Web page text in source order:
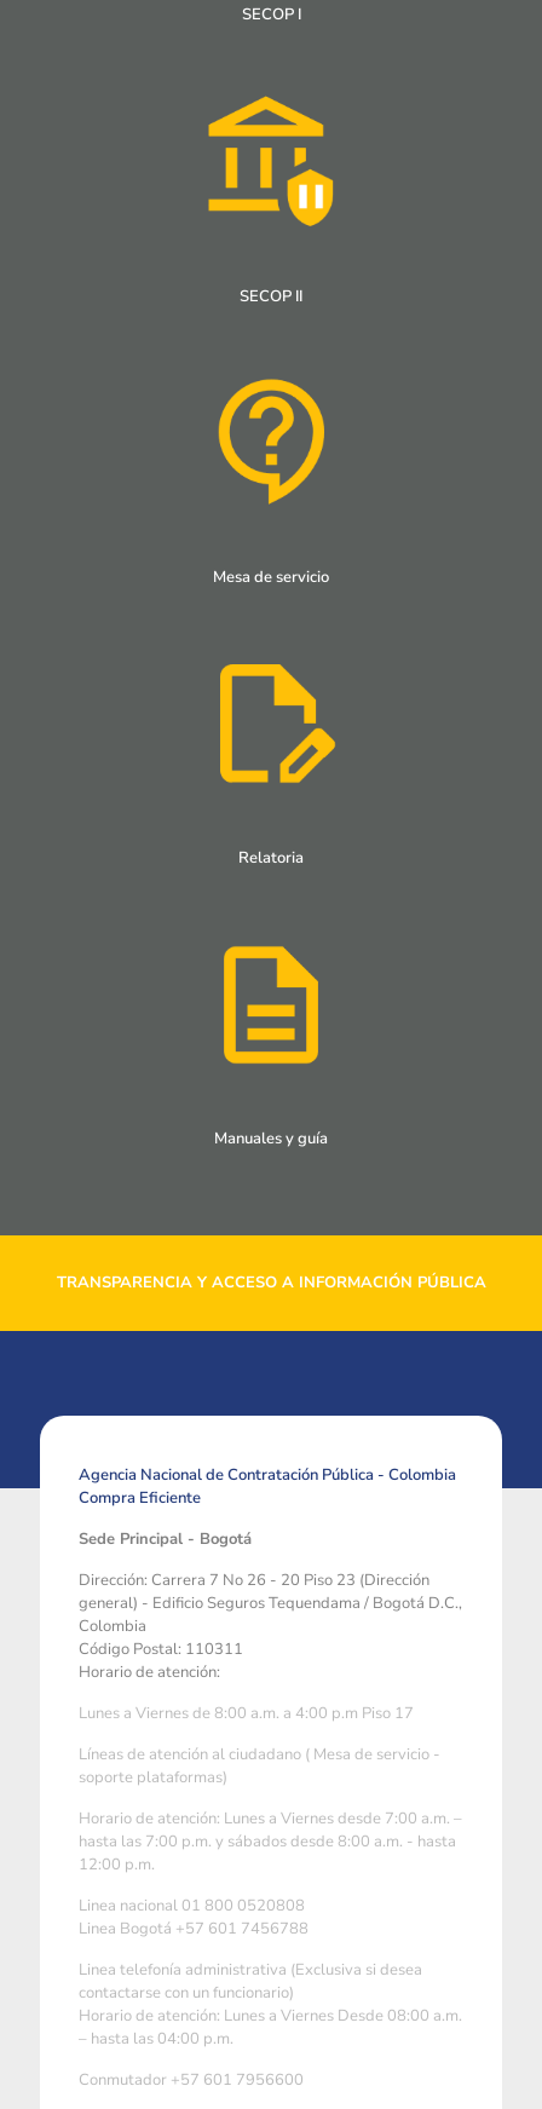
SECOP I
SECOP II
Mesa de servicio
Relatoria
Manuales y guía
TRANSPARENCIA Y ACCESO A INFORMACIÓN PÚBLICA
Agencia Nacional de Contratación Pública - Colombia
Compra Eficiente
Sede Principal - Bogotá
Dirección: Carrera 7 No 26 - 20 Piso 23 (Dirección
general) - Edificio Seguros Tequendama / Bogotá D.C.,
Colombia
Código Postal: 110311
Horario de atención:
Lunes a Viernes de 8:00 a.m. a 4:00 p.m Piso 17
Líneas de atención al ciudadano ( Mesa de servicio -
soporte plataformas)
Horario de atención: Lunes a Viernes desde 7:00 a.m. –
hasta las 7:00 p.m. y sábados desde 8:00 a.m. - hasta
12:00 p.m.
Linea nacional 01 800 0520808
Linea Bogotá +57 601 7456788
Linea telefonía administrativa (Exclusiva si desea
contactarse con un funcionario)
Horario de atención: Lunes a Viernes Desde 08:00 a.m.
– hasta las 04:00 p.m.
Conmutador +57 601 7956600